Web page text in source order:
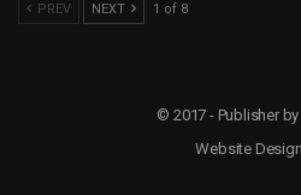
PREV NEXT 1 of 8
© 2017 - Publisher
Website